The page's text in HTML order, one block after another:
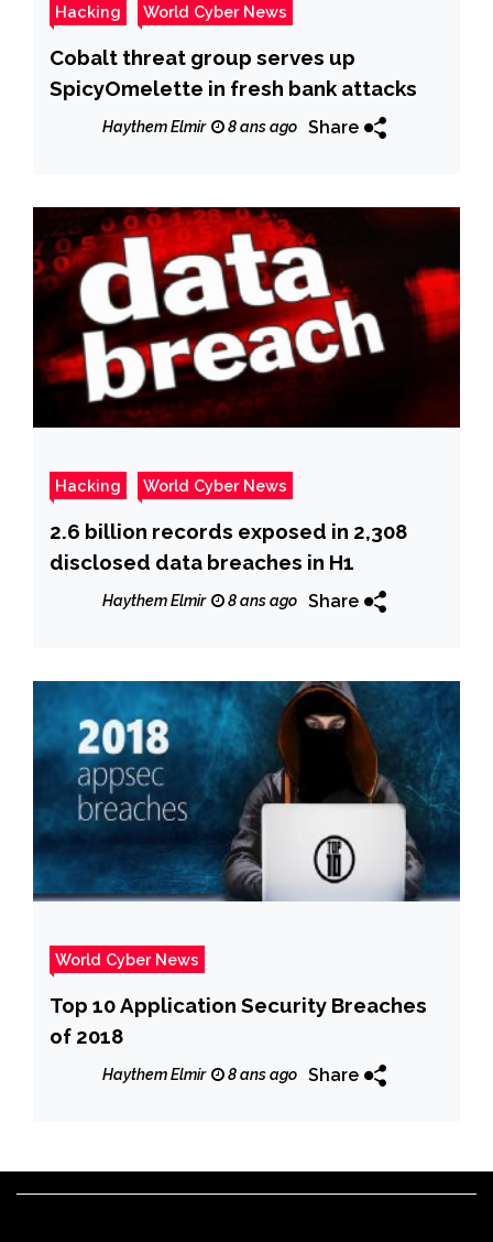
Hacking World Cyber News
Cobalt threat group serves up
SpicyOmelette in fresh bank attacks
Haythem Elmir 8 ans ago Share
Hacking World Cyber News
2.6 billion records exposed in 2,308
disclosed data breaches in H1
Haythem Elmir 8 ans ago Share
World Cyber News
Top 10 Application Security Breaches
of 2018
Haythem Elmir 8 ans ago Share